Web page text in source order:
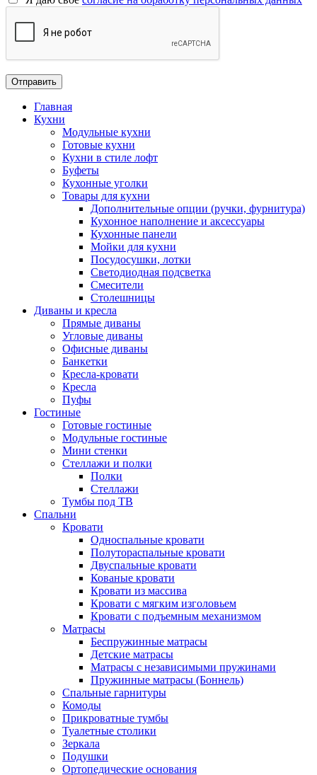
Главная
Кухни
Модульные кухни
Готовые кухни
Кухни в стиле лофт
Буфеты
Кухонные уголки
Товары для кухни
Дополнительные опции (ручки, фурнитура)
Кухонное наполнение и аксессуары
Кухонные панели
Мойки для кухни
Посудосушки, лотки
Светодиодная подсветка
Смесители
Столешницы
Диваны и кресла
Прямые диваны
Угловые диваны
Офисные диваны
Банкетки
Кресла-кровати
Кресла
Пуфы
Гостиные
Готовые гостиные
Модульные гостиные
Мини стенки
Стеллажи и полки
Полки
Стеллажи
Тумбы под ТВ
Спальни
Кровати
Односпальные кровати
Полутораспальные кровати
Двуспальные кровати
Кованые кровати
Кровати из массива
Кровати с мягким изголовьем
Кровати с подъемным механизмом
Матрасы
Беспружинные матрасы
Детские матрасы
Матрасы с независимыми пружинами
Пружинные матрасы (Боннель)
Спальные гарнитуры
Комоды
Прикроватные тумбы
Туалетные столики
Зеркала
Подушки
Ортопедические основания